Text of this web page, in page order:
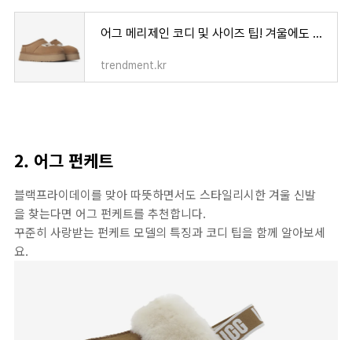
어그 메리제인 코디 및 사이즈 팁! 겨울에도 가능한 메리제인 짱짱맨
trendment.kr
2. 어그 펀케트
블랙프라이데이를 맞아 따뜻하면서도 스타일리시한 겨울 신발
을 찾는다면 어그 펀케트를 추천합니다.
꾸준히 사랑받는 펀케트 모델의 특징과 코디 팁을 함께 알아보세
요.